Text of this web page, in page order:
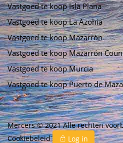
Vastgoed te koop Isla Plana
Vastgoed te koop La Azohia
Vastgoed te koop Mazarrón
Vastgoed te koop Mazarrón
Vastgoed te koop Murcia
Vastgoed te koop Puerto de
Mercers © 2021 Alle rechten
Cookiebeleid
Log in